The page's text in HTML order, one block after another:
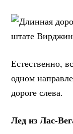
Естественно,
одном
дороге слева.
Лед из Лас-